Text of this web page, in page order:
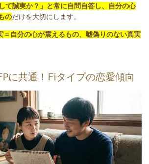
て誠実か？」と常に自問自答し、自分の心
のだけを大切にします。
＝自分の心が震えるもの、嘘偽りのない真実
に共通！Fiタイプの恋愛傾向